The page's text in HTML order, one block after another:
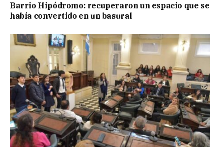
Barrio Hipódromo: recuperaron un espacio que se
había convertido en un basural